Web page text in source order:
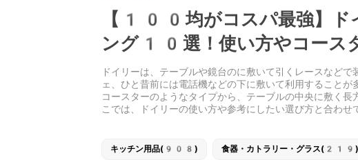
【100均がコスパ最強】ド
ング10選！使い方やコース
ドイリーは、テーブルや鏡台のに敷いて引くレースなど
ェ、ひと昔前には電話機などの下に敷いて利用すること
コースターのようなタイプから、テーブルの中央に敷く
こでは、ドイリーの使い方や参考にしたい選び方と合わせ
キッチン用品(908) 食器・カトラリー・グラス(219)